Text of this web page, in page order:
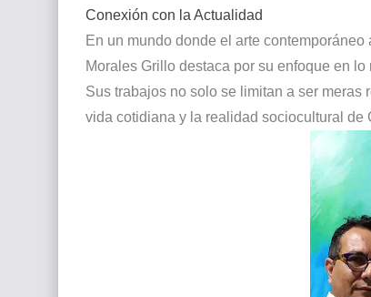
Conexión con la Actualidad
En un mundo donde el arte
Morales Grillo destaca por su enfoque en
Sus trabajos no solo se limitan a ser
vida cotidiana y la realidad sociocultural de